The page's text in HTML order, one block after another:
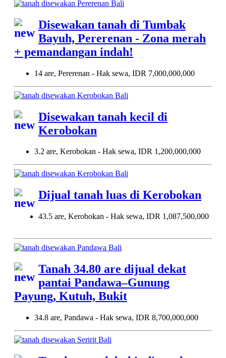
Disewakan tanah di Tumbak
Bayuh, Pererenan - Zona merah
+ pemandangan indah!
14 are, Pererenan - Hak sewa, IDR 7,000,000,000
Disewakan tanah kecil di
Kerobokan
3.2 are, Kerobokan - Hak sewa, IDR 1,200,000,000
Dijual tanah luas di Kerobokan
43.5 are, Kerobokan - Hak sewa, IDR 1,087,500,000
Tanah 34.80 are dijual dekat
pantai Pandawa–Gunung
Payung, Kutuh, Bukit
34.8 are, Pandawa - Hak sewa, IDR 8,700,000,000